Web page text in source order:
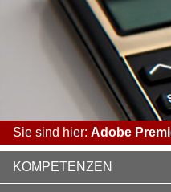
Sie sind hier: Adobe
KOMPETENZEN